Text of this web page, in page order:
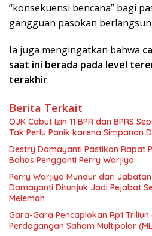
“konsekuensi bencana” bagi
gangguan pasokan
Ia juga mengingatkan bahwa
saat ini berada pada level
terakhir.
Berita Terkait
OJK Cabut Izin 11 BPR dan BPRS
Tak Perlu Panik karena Simpanan
Destry Damayanti Pastikan Rapat
Bahas Pengganti Perry Warjiyo
Perry Warjiyo Mundur dari Jabatan
Damayanti Ditunjuk Jadi Pejabat
Melemah
Gara-Gara Pencaplokan Rp1
Perdagangan Saham Multipolar